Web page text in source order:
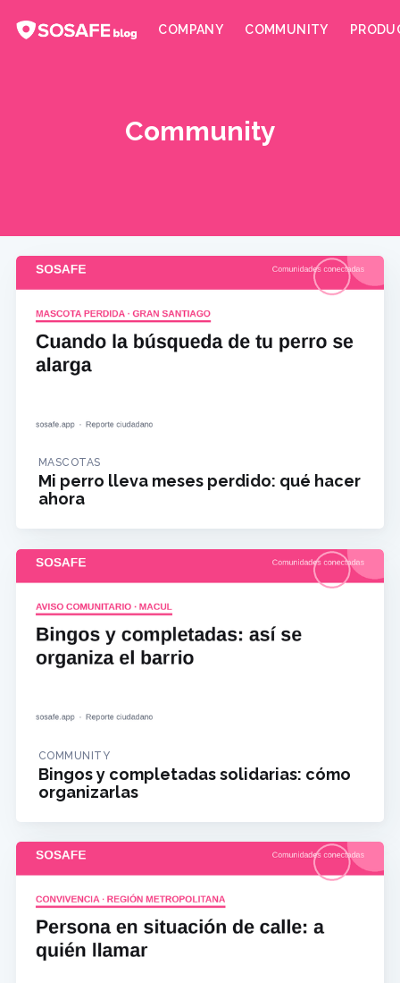
COMPANY COMMUNITY
Community
MASCOTAS
Mi perro lleva meses perdido: qué hacer
ahora
COMMUNITY
Bingos y completadas solidarias: cómo
organizarlas